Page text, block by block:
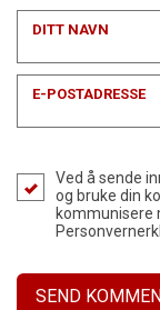
DITT NAVN
E-POSTADRESSE
Ved å sende
og bruke din
kommunisere